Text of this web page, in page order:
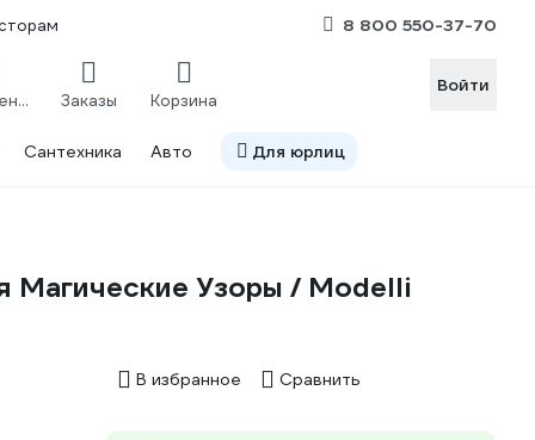
8 800 550-37-70
Сравнение Заказы Корзина
Войти
Сантехника Авто Для юрлиц
Магические Узоры / Modelli
В избранное Сравнить